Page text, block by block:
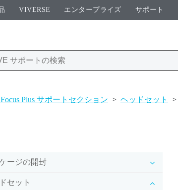
VIVERSE エンタープライズ サポート
Plus サポートセクション > ヘッドセット >
ージの開封
セット